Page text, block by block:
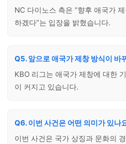
NC 다이노스 측은 “향후 애국가
하겠다”는 입장을 밝혔습니다.
Q5. 앞으로 애국가 제창 방식이 바
KBO 리그는 애국가 제창에 대한
이 커지고 있습니다.
Q6. 이번 사건은 어떤 의미가 있나
이번 사건은 국가 상징과 문화의